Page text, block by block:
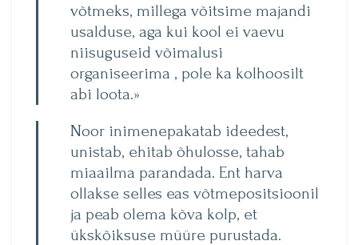
võtmeks, millega võitsime majandi
usalduse, aga kui kool ei vaevu
niisuguseid võimalusi
organiseerima , pole ka kolhoosilt
abi loota.»
Noor inimenepakatab ideedest,
unistab, ehitab õhulosse, tahab
miaailma parandada. Ent harva
ollakse selles eas võtmepositsioonil
ja peab olema kõva kolp, et
ükskõiksuse müüre purustada.